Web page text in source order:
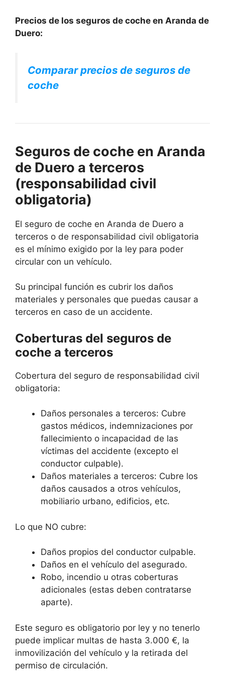
Precios de los seguros de coche en Aranda de
Duero:
Comparar precios de seguros de
coche
Seguros de coche en Aranda
de Duero a terceros
(responsabilidad civil
obligatoria)
El seguro de coche en Aranda de Duero a
terceros o de responsabilidad civil obligatoria
es el mínimo exigido por la ley para poder
circular con un vehículo.
Su principal función es cubrir los daños
materiales y personales que puedas causar a
terceros en caso de un accidente.
Coberturas del seguros de
coche a terceros
Cobertura del seguro de responsabilidad civil
obligatoria:
Daños personales a terceros: Cubre
gastos médicos, indemnizaciones por
fallecimiento o incapacidad de las
víctimas del accidente (excepto el
conductor culpable).
Daños materiales a terceros: Cubre los
daños causados a otros vehículos,
mobiliario urbano, edificios, etc.
Lo que NO cubre:
Daños propios del conductor culpable.
Daños en el vehículo del asegurado.
Robo, incendio u otras coberturas
adicionales (estas deben contratarse
aparte).
Este seguro es obligatorio por ley y no tenerlo
puede implicar multas de hasta 3.000 €, la
inmovilización del vehículo y la retirada del
permiso de circulación.